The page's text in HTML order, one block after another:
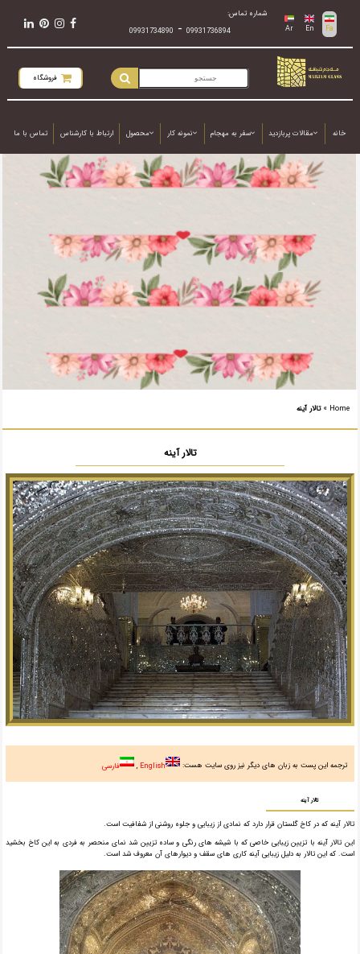
Fa
En
Ar
شماره تماس:
09931736894
-
09931734890
فروشگاه
خانه مقالات پربازدید سفر به مهجام نمونه کار محصول ارتباط با کارشناس تماس با ما
Home
»تالار آینه
تالار آینه
ترجمه این پست به زبان های دیگر نیز روی سایت هست: English فارسی
تالار آینه
تالار آینه که در کاخ گلستان قرار دارد که نمادی از زیبایی و جلوه روشنی از شفافیت است.
این تالار آینه با تزیین زیبایی خاصی که با شیشه های رنگی و ساده تزیین شد نمای منحصر به فردی به این کاخ بخشید
است. که این تالار به دلیل زیبایی آینه کاری های سقف و دیوارهای آن معروف شد است.